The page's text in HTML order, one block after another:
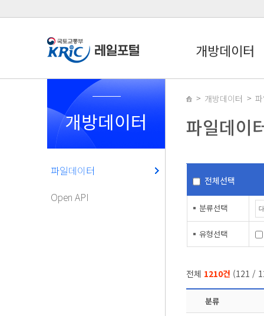
개방데이터
개방데이터
파일데이터
Open API
개방데이터
파일데이
전체선택
분류선택
유형선택
전체 1210건 (121 /
분류